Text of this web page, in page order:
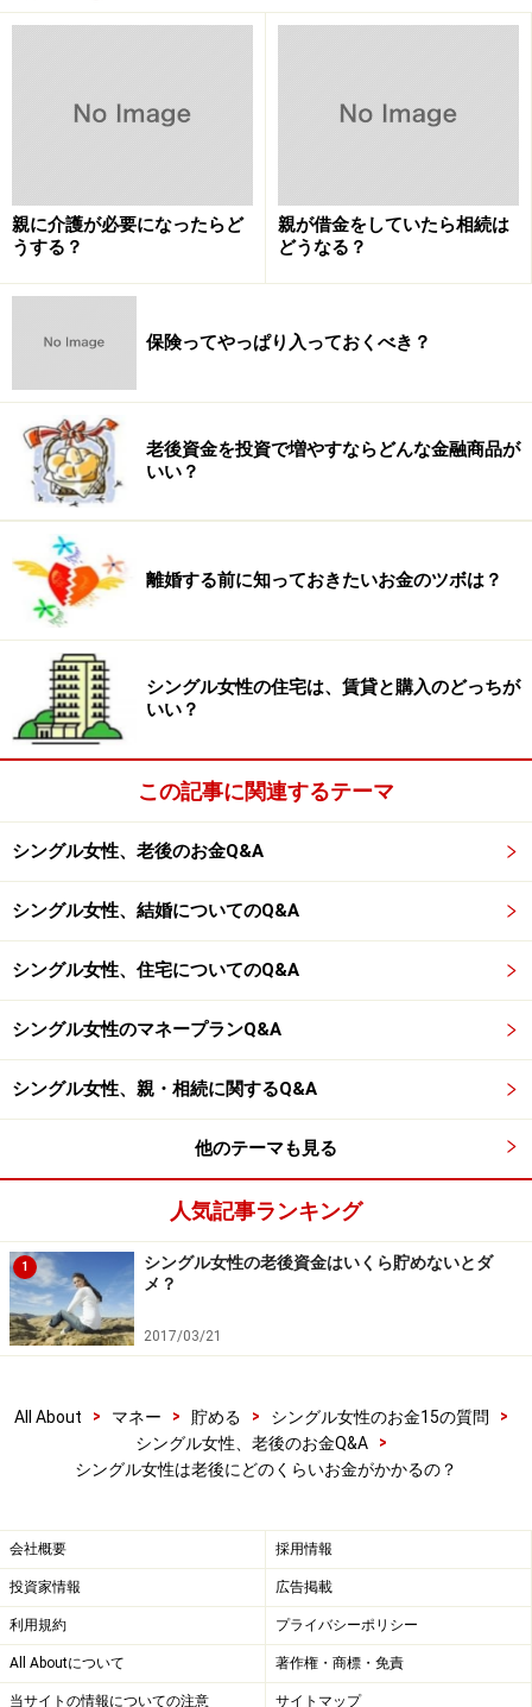
より）ですから、60歳まで生きた女性は平均で89歳まで
一般的なシングル女性の老後の生活費は、だいたい5400
万円とわかりました。
ゆとりある暮らしをしたい人は計７０００
万円かかる！
ここまで、全国平均データをもとに老後資金について考
えてきましたが、1カ月の生活費が15万6000円では収ま
らない場合についても考えておきましょう。
こちらは、総務省家計調査（平成27年）に掲載された費
目ごとのパーセンテージをもとに、ガイドが費目ごとの
金額を計算した表です。食費は消費支出の24.4％ですか
ら、3万5094円。退職後は自宅にいる時間が一般的に増
えるので、自炊が中心になると考えると、ひとり暮らし
の金額としてはあまり違和感はないでしょう。
費目ごとの内訳を自分の生活費と比べてみよう
ここで一番気になるのは住居費です。全国平均の住居費
は、1万3807円となっていますが、これはマンションの
修繕積立金と管理費が払えるかどうかといった金額です
よね。ローン完済後のマンションを持っている人、実家
額でイメージしておいてもいいかもしれませんが、60歳
以降も住宅ローンの返済が続く人や、一生賃貸に住もう
家賃などの差額として、仮にひと月5万円を上乗せする
場合、老後のための必要資金は以下のようになります。
約7200万円という数字となりました。
そのほか、全国平均では、ファッション代4459円、レジ
ャー費1万5821円となっています。老後もファッション
を楽しみたい人、旅行や遊びにお金を使いたいなど、ゆ
とりある老後を望む人は、やはり月額5万円を上乗せし
て、「老後資金は７２００万円」 と覚えておきましょ
う。
親に介護が必要になったらど
うする？
親が借金をしていたら相続は
どうなる？
保険ってやっぱり入っておくべき？
老後資金を投資で増やすならどんな金融商品が
いい？
離婚する前に知っておきたいお金のツボは？
シングル女性の住宅は、賃貸と購入のどっちが
いい？
この記事に関連するテーマ
シングル女性、老後のお金Q&A
シングル女性、結婚についてのQ&A
シングル女性、住宅についてのQ&A
シングル女性のマネープランQ&A
シングル女性、親・相続に関するQ&A
他のテーマも見る
人気記事ランキング
1
シングル女性の老後資金はいくら貯めないとダ
メ？
2017/03/21
All About > マネー > 貯める > シングル女性のお金15の質問
>
シングル女性、老後のお金Q&A
>
シングル女性は老後にどのくらいお金がかかるの？
会社概要 採用情報
投資家情報 広告掲載
利用規約 プライバシーポリシー
All Aboutについて 著作権・商標・免責
当サイトの情報についての注意 サイトマップ